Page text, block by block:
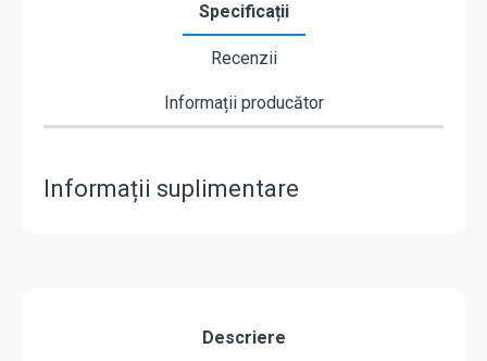
Specificații
Recenzii
Informații producător
Informații suplimentare
Descriere